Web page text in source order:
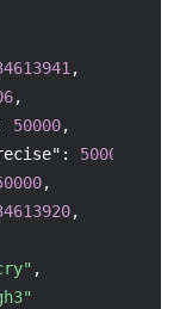
,
,
50000,
: 50000
,
,
,